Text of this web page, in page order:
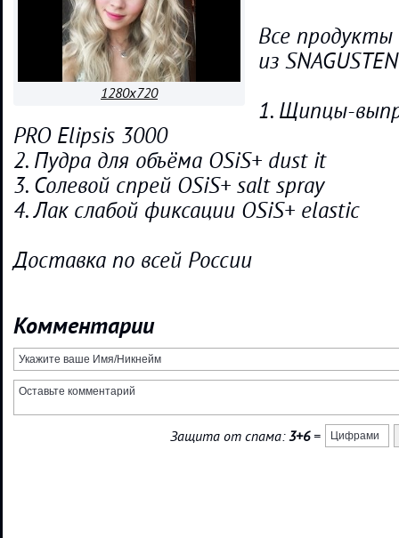
1280x720
Все
из
1. Щипцы-
PRO Elipsis 3000
2. Пудра для объёма OSiS+ dust it
3. Солевой спрей OSiS+ salt spray
4. Лак слабой фиксации OSiS+ elastic
Доставка по всей России
Комментарии
Защита от спама:3+6=